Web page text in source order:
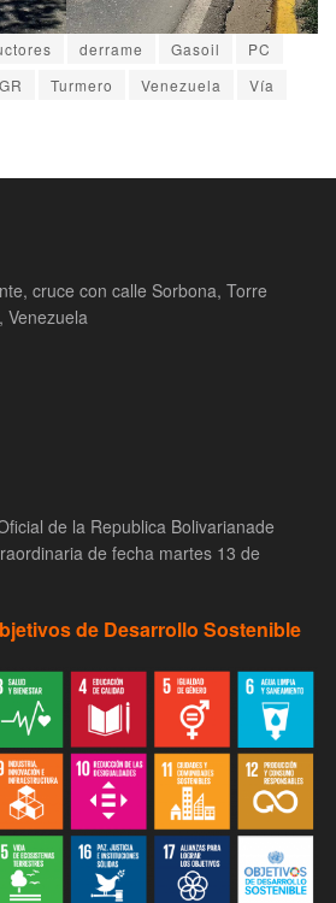
derrame Gasoil
PC
Turmero Venezuela Vía
cruce con calle Sorbona, Torre
Venezuela
de la Republica Bolivarianade
de fecha martes 13 de
de Desarrollo Sostenible